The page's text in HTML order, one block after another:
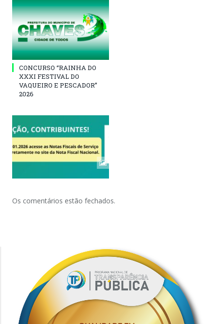
CONCURSO “RAINHA DO
XXXI FESTIVAL DO
VAQUEIRO E PESCADOR”
2026
Os comentários estão fechados.